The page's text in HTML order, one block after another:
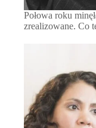
Połowa roku
zrealizowane. Co